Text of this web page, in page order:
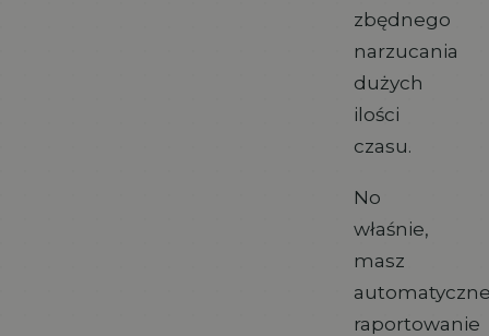
zbędnego
narzucania
dużych
ilości
czasu.
No
właśnie,
masz
raportowanie